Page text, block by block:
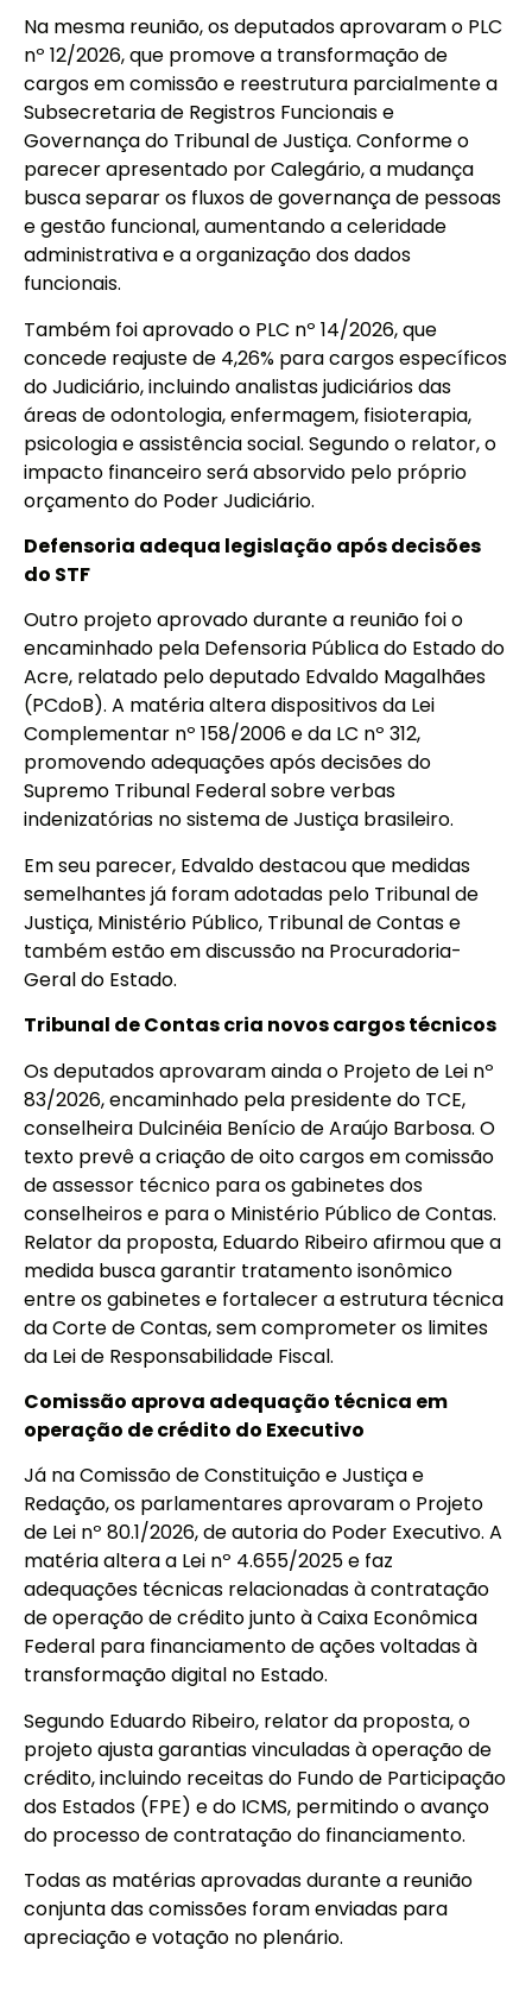
Na mesma reunião, os deputados aprovaram o PLC
nº 12/2026, que promove a transformação de
cargos em comissão e reestrutura parcialmente a
Subsecretaria de Registros Funcionais e
Governança do Tribunal de Justiça. Conforme o
parecer apresentado por Calegário, a mudança
busca separar os fluxos de governança de pessoas
e gestão funcional, aumentando a celeridade
administrativa e a organização dos dados
funcionais.
Também foi aprovado o PLC nº 14/2026, que
concede reajuste de 4,26% para cargos específicos
do Judiciário, incluindo analistas judiciários das
áreas de odontologia, enfermagem, fisioterapia,
psicologia e assistência social. Segundo o relator, o
impacto financeiro será absorvido pelo próprio
orçamento do Poder Judiciário.
Defensoria adequa legislação após decisões
do STF
Outro projeto aprovado durante a reunião foi o
encaminhado pela Defensoria Pública do Estado do
Acre, relatado pelo deputado Edvaldo Magalhães
(PCdoB). A matéria altera dispositivos da Lei
Complementar nº 158/2006 e da LC nº 312,
promovendo adequações após decisões do
Supremo Tribunal Federal sobre verbas
indenizatórias no sistema de Justiça brasileiro.
Em seu parecer, Edvaldo destacou que medidas
semelhantes já foram adotadas pelo Tribunal de
Justiça, Ministério Público, Tribunal de Contas e
também estão em discussão na Procuradoria-
Geral do Estado.
Tribunal de Contas cria novos cargos técnicos
Os deputados aprovaram ainda o Projeto de Lei nº
83/2026, encaminhado pela presidente do TCE,
conselheira Dulcinéia Benício de Araújo Barbosa. O
texto prevê a criação de oito cargos em comissão
de assessor técnico para os gabinetes dos
conselheiros e para o Ministério Público de Contas.
Relator da proposta, Eduardo Ribeiro afirmou que a
medida busca garantir tratamento isonômico
entre os gabinetes e fortalecer a estrutura técnica
da Corte de Contas, sem comprometer os limites
da Lei de Responsabilidade Fiscal.
Comissão aprova adequação técnica em
operação de crédito do Executivo
Já na Comissão de Constituição e Justiça e
Redação, os parlamentares aprovaram o Projeto
de Lei nº 80.1/2026, de autoria do Poder Executivo. A
matéria altera a Lei nº 4.655/2025 e faz
adequações técnicas relacionadas à contratação
de operação de crédito junto à Caixa Econômica
Federal para financiamento de ações voltadas à
transformação digital no Estado.
Segundo Eduardo Ribeiro, relator da proposta, o
projeto ajusta garantias vinculadas à operação de
crédito, incluindo receitas do Fundo de Participação
dos Estados (FPE) e do ICMS, permitindo o avanço
do processo de contratação do financiamento.
Todas as matérias aprovadas durante a reunião
conjunta das comissões foram enviadas para
apreciação e votação no plenário.